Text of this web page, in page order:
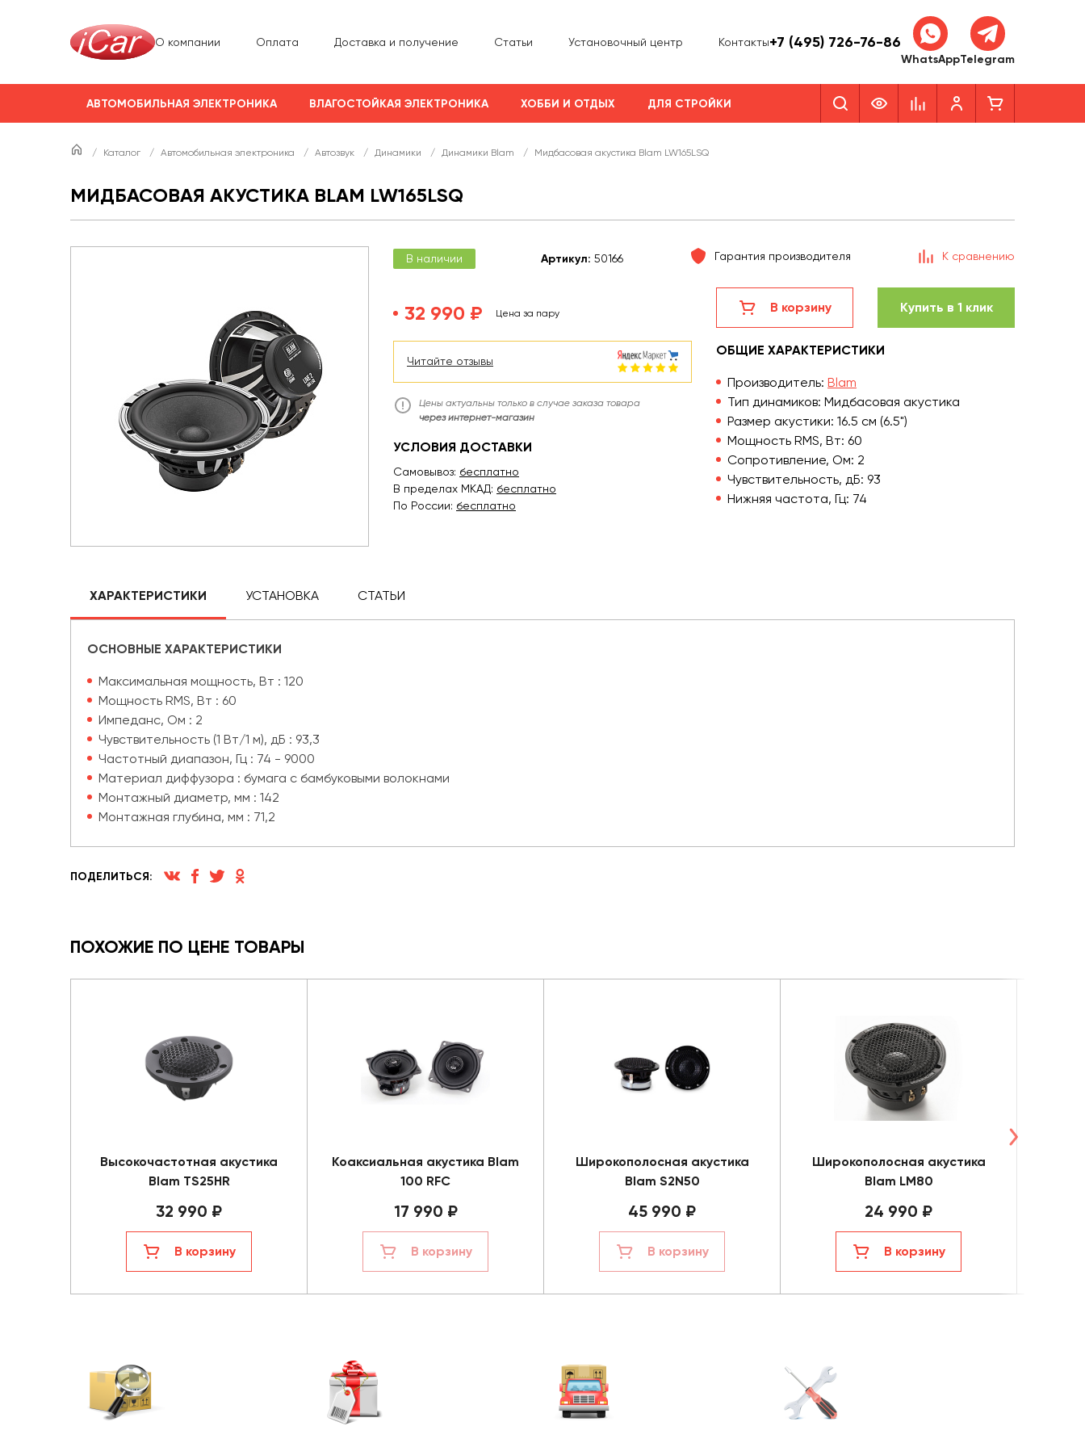
О компании Оплата Доставка и получение Статьи Установочный центр Контакты+7 (495) 726-76-86
WhatsAppTelegram
АВТОМОБИЛЬНАЯ ЭЛЕКТРОНИКА ВЛАГОСТОЙКАЯ ЭЛЕКТРОНИКА ХОББИ И ОТДЫХ ДЛЯ СТРОЙКИ
/ Каталог / Автомобильная электроника / Автозвук / Динамики / Динамики Blam / Мидбасовая акустика Blam LW165LSQ
МИДБАСОВАЯ АКУСТИКА BLAM LW165LSQ
В наличии Артикул: 50166 Гарантия производителя К сравнению
32 990 ₽ Цена за пару
Читайте отзывы
Цены актуальны только в случае заказа товара
через интернет-магазин
УСЛОВИЯ ДОСТАВКИ
Самовывоз: бесплатно
В пределах МКАД: бесплатно
По России: бесплатно
В корзину Купить в 1 клик
ОБЩИЕ ХАРАКТЕРИСТИКИ
Производитель: Blam
Тип динамиков: Мидбасовая акустика
Размер акустики: 16.5 см (6.5")
Мощность RMS, Вт: 60
Сопротивление, Ом: 2
Чувствительность, дБ: 93
Нижняя частота, Гц: 74
ХАРАКТЕРИСТИКИ УСТАНОВКА СТАТЬИ
ОСНОВНЫЕ ХАРАКТЕРИСТИКИ
Максимальная мощность, Вт : 120
Мощность RMS, Вт : 60
Импеданс, Ом : 2
Чувствительность (1 Вт/1 м), дБ : 93,3
Частотный диапазон, Гц : 74 - 9000
Материал диффузора : бумага с бамбуковыми волокнами
Монтажный диаметр, мм : 142
Монтажная глубина, мм : 71,2
ПОДЕЛИТЬСЯ:
ПОХОЖИЕ ПО ЦЕНЕ ТОВАРЫ
Высокочастотная акустика
Blam TS25HR
32 990 ₽
В корзину
Коаксиальная акустика Blam
100 RFC
17 990 ₽
В корзину
Широкополосная акустика
Blam S2N50
45 990 ₽
В корзину
Широкополосная акустика
Blam LM80
24 990 ₽
В корзину